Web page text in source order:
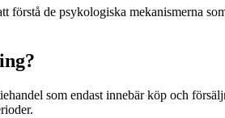
de psykologiska mekanismerna
som endast innebär köp och